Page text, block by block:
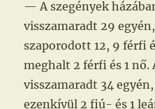
— A szegények
visszamaradt 29
szaporodott 12, 9 férfi
meghalt 2 férfi és 1 nő.
visszamaradt 34
ezenkívül 2 fiú- és 1